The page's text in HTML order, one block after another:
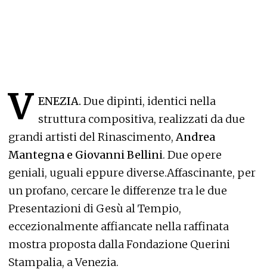
V ENEZIA. Due dipinti, identici nella
struttura compositiva, realizzati da due
grandi artisti del Rinascimento, Andrea
Mantegna e Giovanni Bellini. Due opere
geniali, uguali eppure diverse.Affascinante, per
un profano, cercare le differenze tra le due
Presentazioni di Gesù al Tempio,
eccezionalmente affiancate nella raffinata
mostra proposta dalla Fondazione Querini
Stampalia, a Venezia.